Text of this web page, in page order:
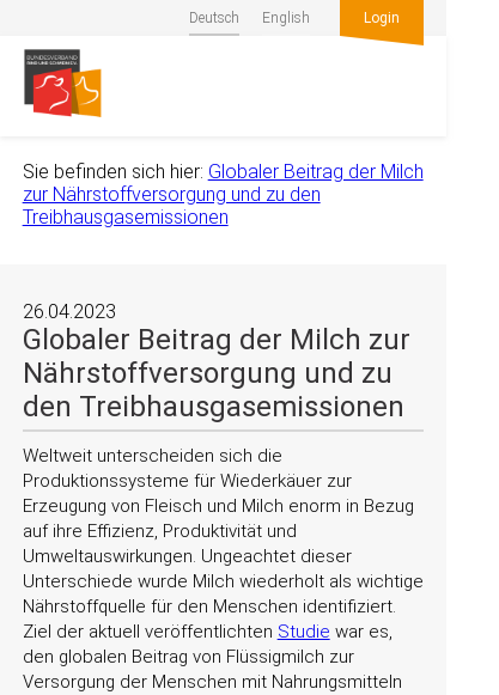
Deutsch English Login
Sie befinden sich hier: Globaler Beitrag der Milch
zur Nährstoffversorgung und zu den
Treibhausgasemissionen
26.04.2023
Globaler Beitrag der Milch zur
Nährstoffversorgung und zu
den Treibhausgasemissionen
Weltweit unterscheiden sich die
Produktionssysteme für Wiederkäuer zur
Erzeugung von Fleisch und Milch enorm in Bezug
auf ihre Effizienz, Produktivität und
Umweltauswirkungen. Ungeachtet dieser
Unterschiede wurde Milch wiederholt als wichtige
Nährstoffquelle für den Menschen identifiziert.
Ziel der aktuell veröffentlichten Studie war es,
den globalen Beitrag von Flüssigmilch zur
Versorgung der Menschen mit Nahrungsmitteln